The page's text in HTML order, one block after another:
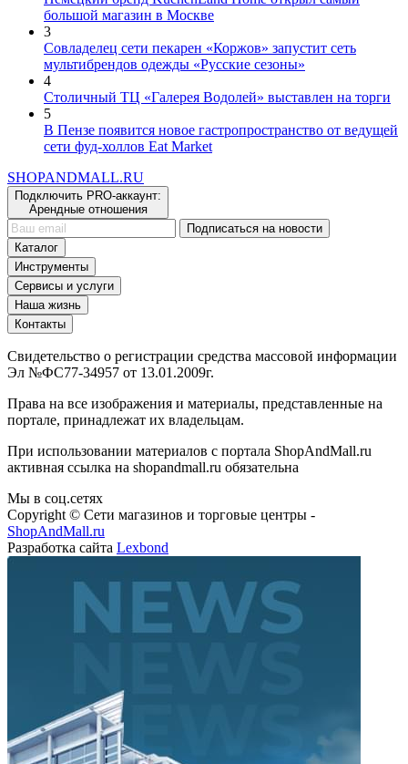
большой магазин в Москве
3
Совладелец сети пекарен «Коржов» запустит сеть
мультибрендов одежды «Русские сезоны»
4
Столичный ТЦ «Галерея Водолей» выставлен на торги
5
В Пензе появится новое гастропространство от ведущей
сети фуд-холлов Eat Market
SHOP ANDMALL.RU
Подключить PRO-аккаунт:
Арендные отношения
Подписаться на новости
Каталог
Инструменты
Сервисы и услуги
Наша жизнь
Контакты
Свидетельство о регистрации средства массовой информации
Эл №ФС77-34957 от 13.01.2009г.
Права на все изображения и материалы, представленные на
портале, принадлежат их владельцам.
При использовании материалов с портала ShopAndMall.ru
активная ссылка на shopandmall.ru обязательна
Мы в соц.сетях
Copyright © Сети магазинов и торговые центры -
ShopAndMall.ru
Разработка сайта Lexbond